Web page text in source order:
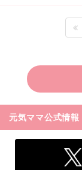
元気ママ公式情報